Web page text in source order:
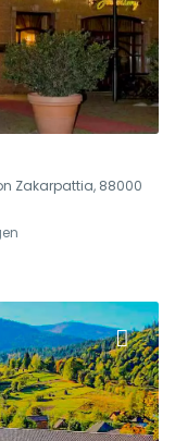
Zakarpattia, 88000